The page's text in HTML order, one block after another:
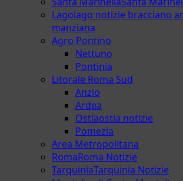
Lagolago notizie bracciano
manziana
Agro Pontino
Nettuno
Pontinia
Litorale Roma Sud
Anzio
Ardea
Ostiaostia notizie
Pomezia
Area Metropolitana
RomaRoma Notizie
TarquiniaTarquinia Notizie